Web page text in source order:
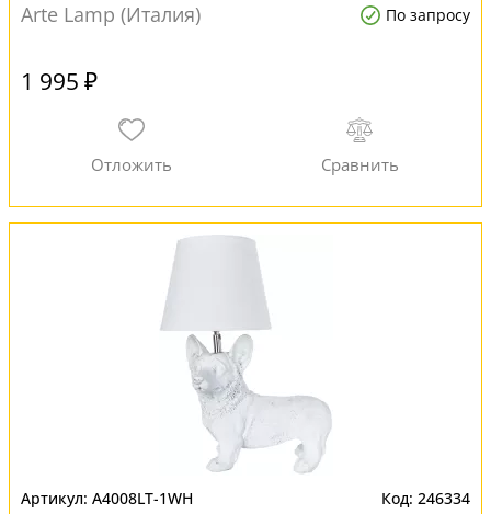
Arte Lamp (Италия)
По запросу
1 995 ₽
A4008LT-1WH 246334